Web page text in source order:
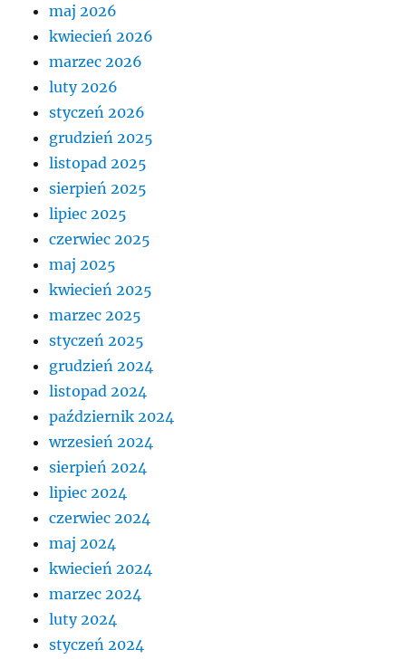
maj 2026
kwiecień 2026
marzec 2026
luty 2026
styczeń 2026
grudzień 2025
listopad 2025
sierpień 2025
lipiec 2025
czerwiec 2025
maj 2025
kwiecień 2025
marzec 2025
styczeń 2025
grudzień 2024
listopad 2024
październik 2024
wrzesień 2024
sierpień 2024
lipiec 2024
czerwiec 2024
maj 2024
kwiecień 2024
marzec 2024
luty 2024
styczeń 2024